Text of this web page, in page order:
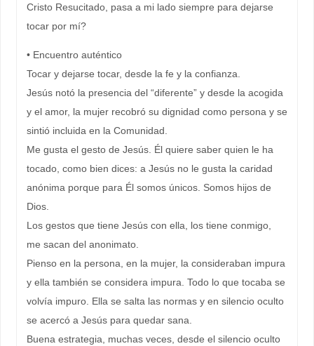
Cristo Resucitado, pasa a mi lado siempre para dejarse
tocar por mí?
• Encuentro auténtico
Tocar y dejarse tocar, desde la fe y la confianza.
Jesús notó la presencia del “diferente” y desde la acogida
y el amor, la mujer recobró su dignidad como persona y se
sintió incluida en la Comunidad.
Me gusta el gesto de Jesús. Él quiere saber quien le ha
tocado, como bien dices: a Jesús no le gusta la caridad
anónima porque para Él somos únicos. Somos hijos de
Dios.
Los gestos que tiene Jesús con ella, los tiene conmigo,
me sacan del anonimato.
Pienso en la persona, en la mujer, la consideraban impura
y ella también se considera impura. Todo lo que tocaba se
volvía impuro. Ella se salta las normas y en silencio oculto
se acercó a Jesús para quedar sana.
Buena estrategia, muchas veces, desde el silencio oculto